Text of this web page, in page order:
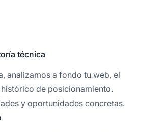
técnica
analizamos a fondo tu web, el
de posicionamiento.
y oportunidades concretas.